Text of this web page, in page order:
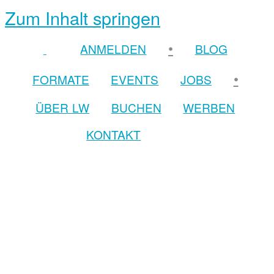
Zum Inhalt springen
ANMELDEN •
BLOG
FORMATE
EVENTS JOBS •
ÜBER LW BUCHEN
WERBEN
KONTAKT